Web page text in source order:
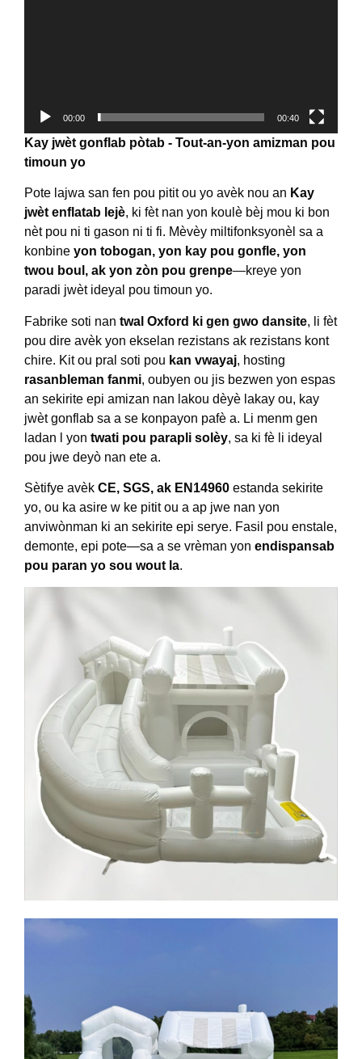
00:00 00:40
Kay jwèt gonflab pòtab - Tout-an-yon amizman pou
timoun yo
Pote lajwa san fen pou pitit ou yo avèk nou an Kay
jwèt enflatab lejè, ki fèt nan yon koulè bèj mou ki bon
nèt pou ni ti gason ni ti fi. Mèvèy miltifonksyonèl sa a
konbine yon tobogan, yon kay pou gonfle, yon
twou boul, ak yon zòn pou grenpe—kreye yon
paradi jwèt ideyal pou timoun yo.
Fabrike soti nan twal Oxford ki gen gwo dansite, li fèt
pou dire avèk yon ekselan rezistans ak rezistans kont
chire. Kit ou pral soti pou kan vwayaj, hosting
rasanbleman fanmi, oubyen ou jis bezwen yon espas
an sekirite epi amizan nan lakou dèyè lakay ou, kay
jwèt gonflab sa a se konpayon pafè a. Li menm gen
ladan l yon twati pou parapli solèy, sa ki fè li ideyal
pou jwe deyò nan ete a.
Sètifye avèk CE, SGS, ak EN14960 estanda sekirite
yo, ou ka asire w ke pitit ou a ap jwe nan yon
anviwònman ki an sekirite epi serye. Fasil pou enstale,
demonte, epi pote—sa a se vrèman yon endispansab
pou paran yo sou wout la.